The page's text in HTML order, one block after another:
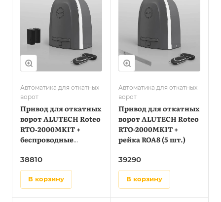
Автоматика для откатных
ворот
Привод для откатных
ворот ALUTECH Roteo
RTO‑2000MKIT +
беспроводные
38810
в корзину
Автоматика для откатных
ворот
Привод для откатных
ворот ALUTECH Roteo
RTO-2000MKIT +
рейка ROA8 (5 шт.)
39290
в корзину